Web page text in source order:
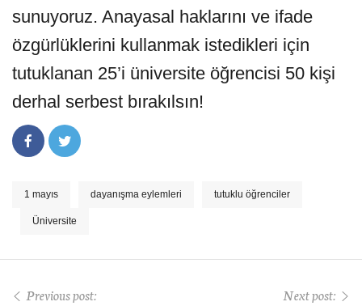
sunuyoruz. Anayasal haklarını ve ifade
özgürlüklerini kullanmak istedikleri için
tutuklanan 25’i üniversite öğrencisi 50 kişi
derhal serbest bırakılsın!
1 mayıs dayanışma eylemleri tutuklu öğrenciler
Üniversite
Previous post: Next post: